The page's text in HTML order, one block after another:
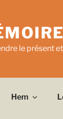
le présent
Hem